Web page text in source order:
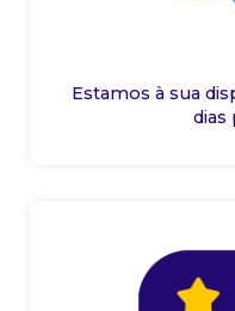
Estamos à sua
dias